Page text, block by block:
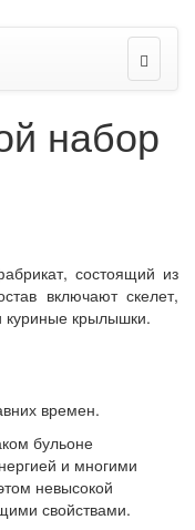
набор
состоящий из
включают скелет,
куриные крылышки.
времен.
бульоне
и многими
невысокой
свойствами.